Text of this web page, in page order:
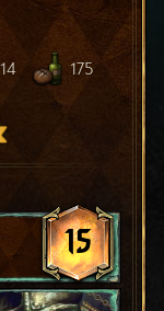
14 175
15